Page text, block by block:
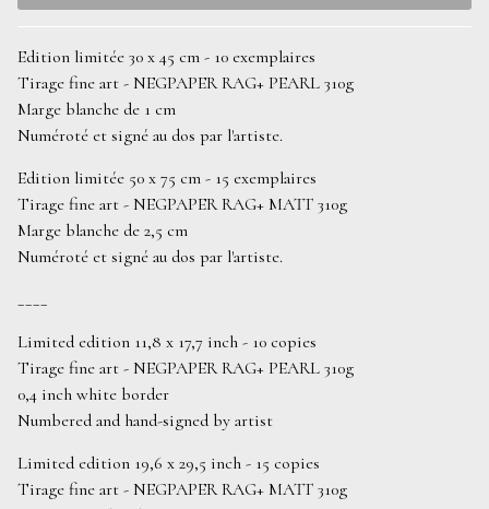
Edition limitée 30 x 45 cm - 10 exemplaires
Tirage fine art - NEGPAPER RAG+ PEARL 310g
Marge blanche de 1 cm
Numéroté et signé au dos par l'artiste.
Edition limitée 50 x 75 cm - 15 exemplaires
Tirage fine art - NEGPAPER RAG+ MATT 310g
Marge blanche de 2,5 cm
Numéroté et signé au dos par l'artiste.
____
Limited edition 11,8 x 17,7 inch - 10 copies
Tirage fine art - NEGPAPER RAG+ PEARL 310g
0,4 inch white border
Numbered and hand-signed by artist
Limited edition 19,6 x 29,5 inch - 15 copies
Tirage fine art - NEGPAPER RAG+ MATT 310g